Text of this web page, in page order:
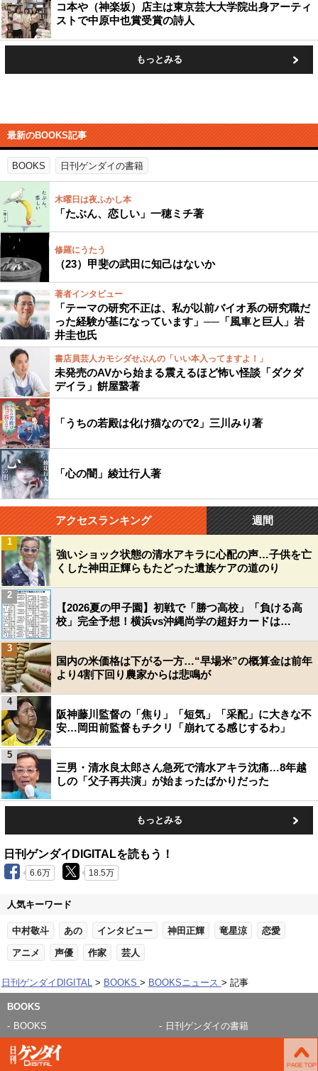
コ本や（神楽坂）店主は東京芸大大学院出身アーティ
ストで中原中也賞受賞の詩人
もっとみる
最新のBOOKS記事
BOOKS 日刊ゲンダイの書籍
木曜日は夜ふかし本
「たぶん、恋しい」一穂ミチ著
修羅にうたう
（23）甲斐の武田に知己はないか
著者インタビュー
「テーマの研究不正は、私が以前バイオ系の研究職だ
った経験が基になっています」──「風車と巨人」岩
井圭也氏
書店員芸人カモシダせぶんの「いい本入ってますよ！」
未発売のAVから始まる震えるほど怖い怪談「ダクダ
デイラ」餠屋䖸著
「うちの若殿は化け猫なので2」三川みり著
「心の闇」綾辻行人著
アクセスランキング 週間
強いショック状態の清水アキラに心配の声…子供を亡
くした神田正輝らもたどった遺族ケアの道のり
1
【2026夏の甲子園】初戦で「勝つ高校」「負ける高
校」完全予想！横浜vs沖縄尚学の超好カードは…
2
国内の米価格は下がる一方…“早場米”の概算金は前年
より4割下回り農家からは悲鳴が
3
阪神藤川監督の「焦り」「短気」「采配」に大きな不
安…岡田前監督もチクリ「崩れてる感じするわ」
4
三男・清水良太郎さん急死で清水アキラ沈痛…8年越
しの「父子再共演」が始まったばかりだった
5
もっとみる
日刊ゲンダイDIGITALを読もう！
6.6万 18.5万
人気キーワード
中村敬斗 あの インタビュー 神田正輝 竜星涼 恋愛
アニメ 声優 作家 芸人
日刊ゲンダイDIGITAL BOOKS BOOKSニュース 記事
BOOKS
BOOKS
日刊ゲンダイの書籍